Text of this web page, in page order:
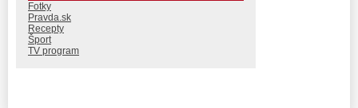
Fotky
Pravda.sk
Recepty
Šport
TV program